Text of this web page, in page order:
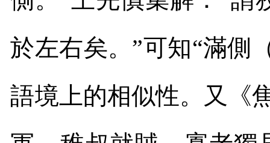
於左右矣。”可知“滿側
語境上的相似性。又《